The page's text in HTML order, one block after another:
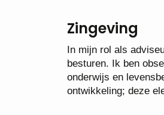
Zingeving
In mijn rol als
besturen. Ik ben
onderwijs en
ontwikkeling; deze